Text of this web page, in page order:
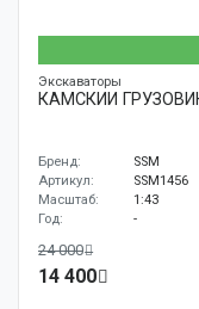
Экскаваторы
КАМСКИЙ
Бренд:
SSM
Артикул:
SSM1456
Масштаб:
1:43
Год:
-
24 000
14 400